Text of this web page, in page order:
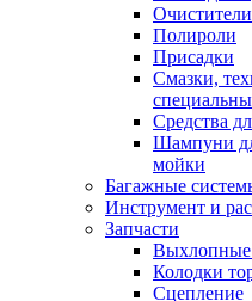
Полироли
Присадки
Смазки,
Средства
Шампуни
мойки
Багажные
Инструмент и
Запчасти
Выхлопные
Колодки
Сцепление